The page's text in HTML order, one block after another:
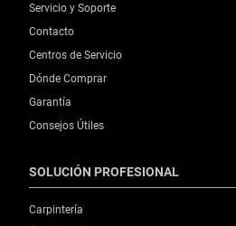
Servicio y Soporte
Contacto
Centros de Servicio
Dónde Comprar
Garantía
Consejos Útiles
SOLUCIÓN PROFESIONAL
Carpintería